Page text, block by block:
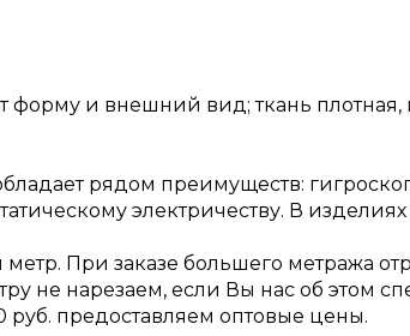
форму и внешний вид; ткань плотная,
рядом преимуществ:
электричеству. В
При заказе большего метража
не нарезаем, если Вы нас об этом
руб. предоставляем оптовые цены.